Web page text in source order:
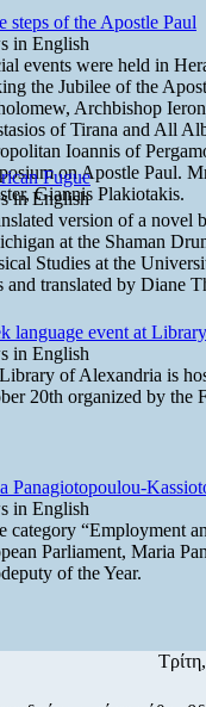
steps of the Apostle Paul
in English
events were held in
the Jubilee of the
Archbishop
of Tirana and All
Ioannis of
on Apostle Paul.
Giannis Plakiotakis.
Fugue
in English
version of a novel
at the Shaman
Studies at the
and translated by Diane
language event at
in English
of Alexandria is
20th organized by the
Panagiotopoulou-
in English
category “Employment
Parliament, Maria
of the Year.